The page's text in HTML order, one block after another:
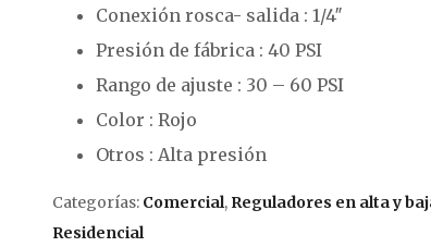
Conexión rosca- salida : 1/4″
Presión de fábrica : 40 PSI
Rango de ajuste : 30 – 60 PSI
Color : Rojo
Otros : Alta presión
Categorías: Comercial, Reguladores en alta y
Residencial